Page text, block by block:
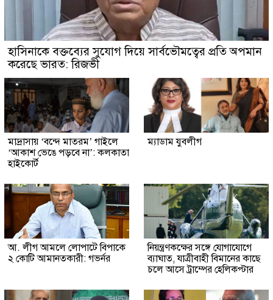
হাসিনাকে বক্তব্যের সুযোগ দিয়ে সার্বভৌমত্বের প্রতি অপমান
করেছে ভারত: রিজভী
মাদ্রাসায় ‘বন্দে মাতরম’ গাইলে
‘আকাশ ভেঙে পড়বে না’: কলকাতা
হাইকোর্ট
ম্যাডাম যুবলীগ
আ. লীগ আমলে লোপাটে বিপাকে
২ কোটি আমানতকারী: গভর্নর
নিয়ন্ত্রণকক্ষের সঙ্গে যোগাযোগে
ব্যাঘাত, যাত্রীবাহী বিমানের কাছে
চলে আসে ট্রাম্পের হেলিকপ্টার